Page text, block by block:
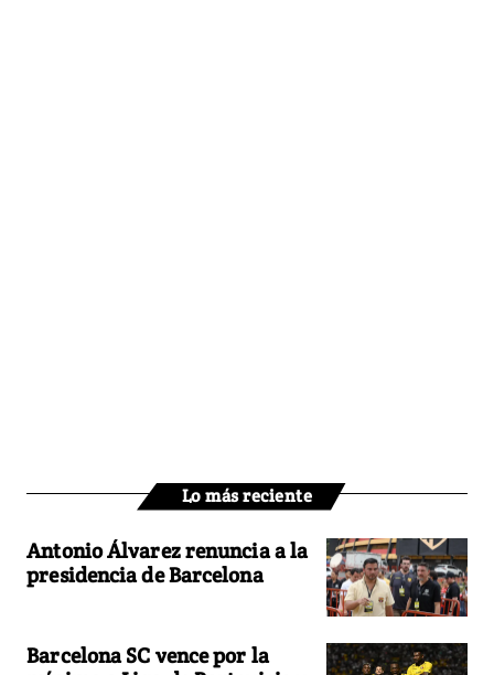
Lo más reciente
Antonio Álvarez renuncia a la
presidencia de Barcelona
Barcelona SC vence por la